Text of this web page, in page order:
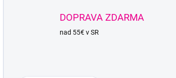
DOPRAVA ZDARMA
nad 55€ v SR